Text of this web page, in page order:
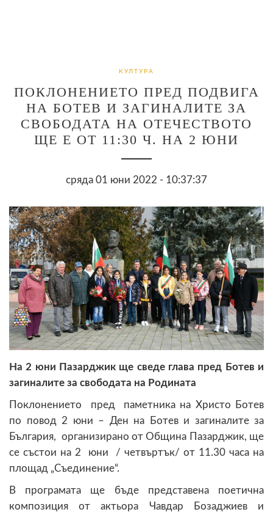
КУЛТУРА
ПОКЛОНЕНИЕТО ПРЕД ПОДВИГА
НА БОТЕВ И ЗАГИНАЛИТЕ ЗА
СВОБОДАТА НА ОТЕЧЕСТВОТО
ЩЕ Е ОТ 11:30 Ч. НА 2 ЮНИ
сряда 01 юни 2022 - 10:37:37
На 2 юни Пазарджик ще сведе глава пред Ботев и
загиналите за свободата на Родината
Поклонението пред паметника на Христо Ботев
по повод 2 юни – Ден на Ботев и загиналите за
България, организирано от Община Пазарджик, ще
се състои на 2 юни / четвъртък/ от 11.30 часа на
площад „Съединение“.
В програмата ще бъде представена поетична
композиция от актьора Чавдар Бозаджиев и